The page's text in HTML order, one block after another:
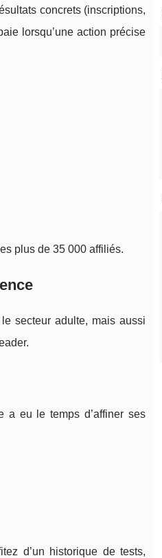
concrets (inscriptions,
lorsqu’une action précise
plus de 35 000 affiliés.
secteur adulte, mais aussi
a eu le temps d’affiner ses
d’un historique de tests,